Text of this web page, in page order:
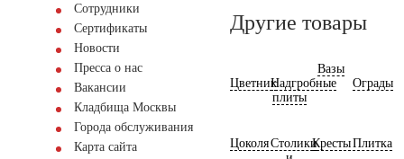
Сотрудники
Сертификаты
Новости
Пресса о нас
Вакансии
Кладбища Москвы
Города обслуживания
Карта сайта
Другие товары
ЦветникНадгробные
плиты
Вазы
Ограды
ЦоколяСтоликиКрестыПлитка